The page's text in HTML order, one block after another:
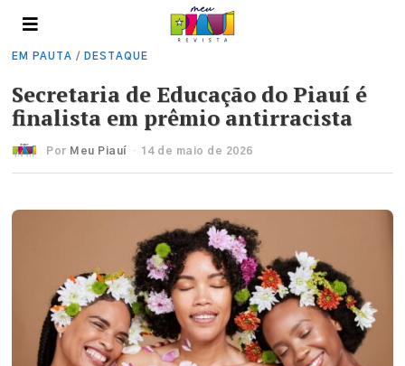
EM PAUTA / DESTAQUE
Secretaria de Educação do Piauí é
finalista em prêmio antirracista
Por Meu Piauí 14 de maio de 2026